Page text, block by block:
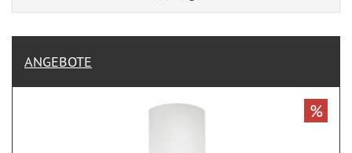
ANGEBOTE
%